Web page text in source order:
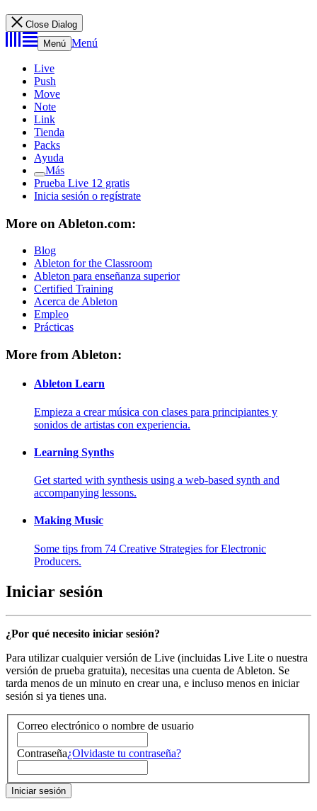
Close Dialog
Menú Menú
Live
Push
Move
Note
Link
Tienda
Packs
Ayuda
Más
Prueba Live 12 gratis
Inicia sesión o regístrate
More on Ableton.com:
Blog
Ableton for the Classroom
Ableton para enseñanza superior
Certified Training
Acerca de Ableton
Empleo
Prácticas
More from Ableton:
Ableton Learn
Empieza a crear música con clases para principiantes y
sonidos de artistas con experiencia.
Learning Synths
Get started with synthesis using a web-based synth and
accompanying lessons.
Making Music
Some tips from 74 Creative Strategies for Electronic
Producers.
Iniciar sesión
¿Por qué necesito iniciar sesión?
Para utilizar cualquier versión de Live (incluidas Live Lite o nuestra
versión de prueba gratuita), necesitas una cuenta de Ableton. Se
tarda menos de un minuto en crear una, e incluso menos en iniciar
sesión si ya tienes una.
Correo electrónico o nombre de usuario
Contraseña¿Olvidaste tu contraseña?